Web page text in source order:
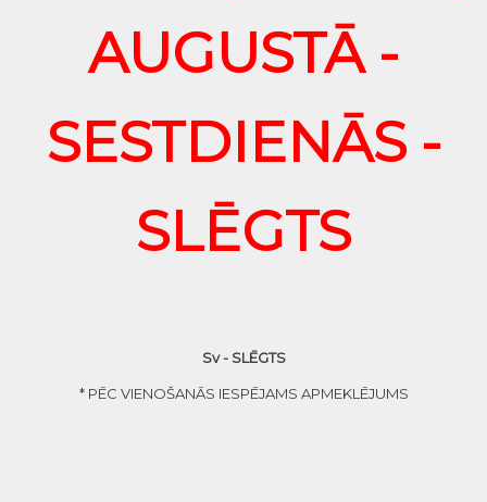
AUGUSTĀ -
SESTDIENĀS -
SLĒGTS
Sv - SLĒGTS
* PĒC VIENOŠANĀS IESPĒJAMS APMEKLĒJUMS